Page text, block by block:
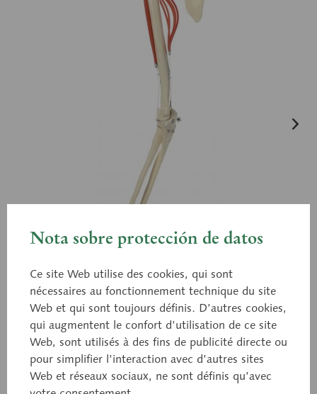
Nota sobre protección de datos
Ce site Web utilise des cookies, qui sont
nécessaires au fonctionnement technique du site
Web et qui sont toujours définis. D’autres cookies,
qui augmentent le confort d’utilisation de ce site
Web, sont utilisés à des fins de publicité directe ou
pour simplifier l’interaction avec d’autres sites
Web et réseaux sociaux, ne sont définis qu’avec